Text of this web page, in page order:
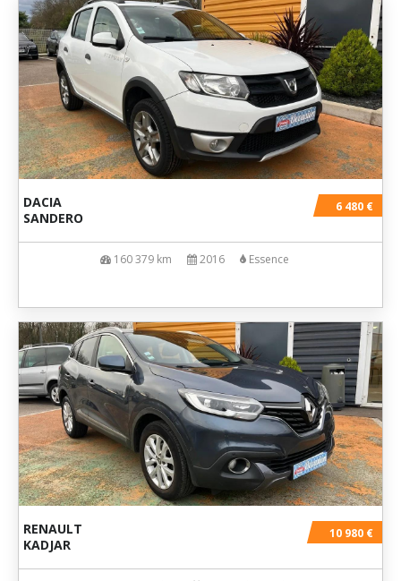
6 480 €
DACIA
SANDERO
160 379 km 2016 Essence
10 980 €
RENAULT
KADJAR